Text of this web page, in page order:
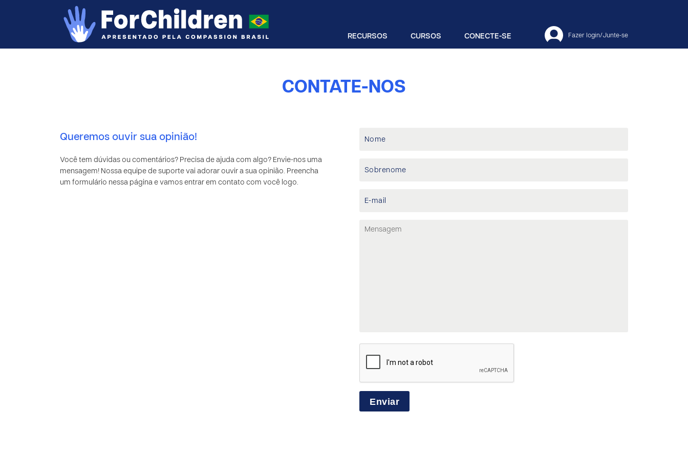
Fazer login/Junte-se
CONECTE-SE
CURSOS
RECURSOS
CONTATE-NOS
Queremos ouvir sua opinião!
Você tem dúvidas ou comentários? Precisa de ajuda com algo? Envie-nos uma
mensagem! Nossa equipe de suporte vai adorar ouvir a sua opinião. Preencha
um formulário nessa página e vamos entrar em contato com você logo.